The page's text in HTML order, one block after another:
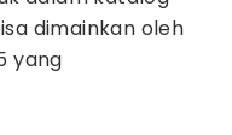
dimainkan oleh
yang